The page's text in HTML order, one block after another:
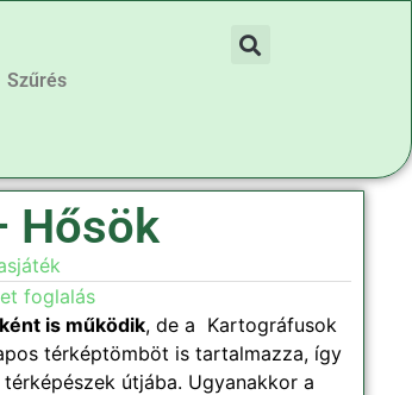
Szűrés
Hősök
foglalás
is működik, de a Kartográfusok
térképtömböt is tartalmazza, így
útjába. Ugyanakkor a